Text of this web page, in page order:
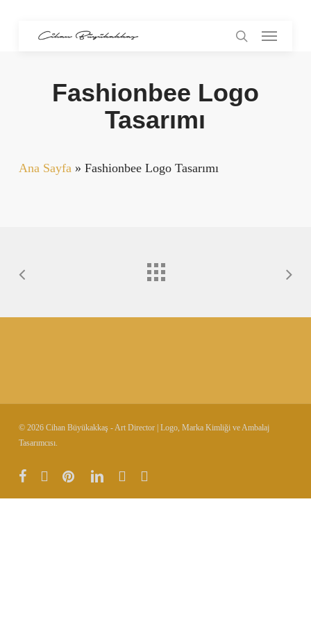
Menu
Fashionbee Logo
Tasarımı
Ana Sayfa» Fashionbee Logo Tasarımı
© 2026 Cihan Büyükakkaş - Art Director | Logo, Marka Kimliği ve Ambalaj
Tasarımcısı.
facebookvimeo pinterest linkedin instagrambehance